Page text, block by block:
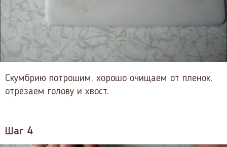
Скумбрию потрошим, хорошо очищаем от пленок,
отрезаем голову и хвост.
Шаг 4